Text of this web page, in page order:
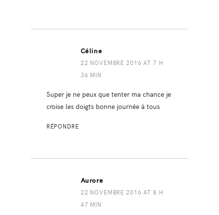
Céline
22 NOVEMBRE 2016 AT 7 H
36 MIN
Super je ne peux que tenter ma chance je
croise les doigts bonne journée à tous
RÉPONDRE
Aurore
22 NOVEMBRE 2016 AT 8 H
47 MIN